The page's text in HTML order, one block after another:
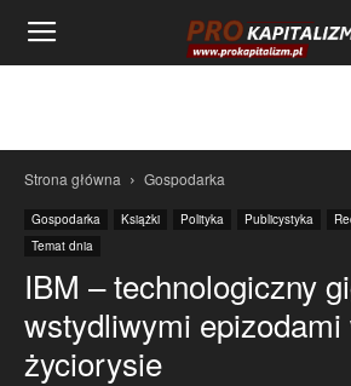
Strona główna Gospodarka
Gospodarka Książki Polityka Publicystyka
Temat dnia
IBM – technologiczny
wstydliwymi epizodami
życiorysie